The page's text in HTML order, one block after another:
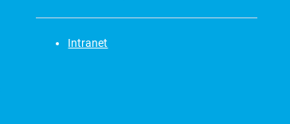
Intranet